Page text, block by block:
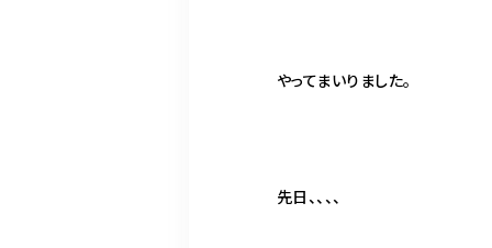
やってまいりました。
先日、、、、